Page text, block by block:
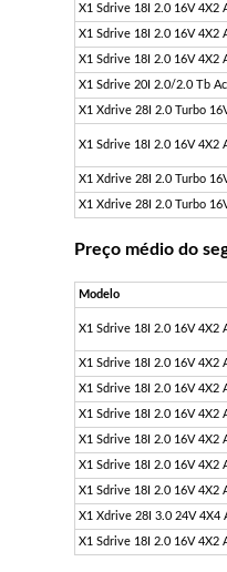
X1 Sdrive 18I 2.0 16V 4X2
X1 Sdrive 18I 2.0 16V 4X2
X1 Sdrive 18I 2.0 16V 4X2
X1 Sdrive 20I 2.0/2.0 Tb
X1 Xdrive 28I 2.0 Turbo
X1 Sdrive 18I 2.0 16V 4X2
X1 Xdrive 28I 2.0 Turbo
X1 Xdrive 28I 2.0 Turbo
Preço médio do
Modelo
X1 Sdrive 18I 2.0 16V 4X2
X1 Sdrive 18I 2.0 16V 4X2
X1 Sdrive 18I 2.0 16V 4X2
X1 Sdrive 18I 2.0 16V 4X2
X1 Sdrive 18I 2.0 16V 4X2
X1 Sdrive 18I 2.0 16V 4X2
X1 Sdrive 18I 2.0 16V 4X2
X1 Xdrive 28I 3.0 24V 4X4
X1 Sdrive 18I 2.0 16V 4X2